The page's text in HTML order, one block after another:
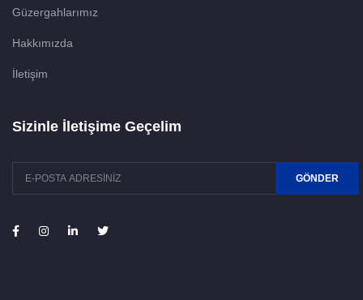
Güzergahlarımız
Hakkımızda
İletişim
Sizinle İletişime Geçelim
GÖNDER